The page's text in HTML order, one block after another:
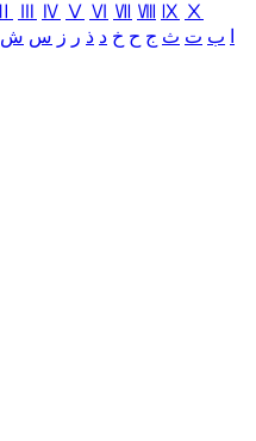
Ⅳ Ⅴ Ⅵ Ⅶ Ⅷ Ⅸ Ⅹ
ب ت ث ج ح خ د ذ ر ز س ش